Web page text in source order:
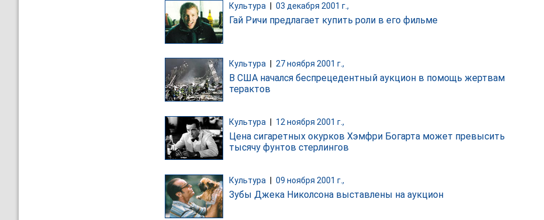
Культура 03 декабря 2001 г.,
Гай Ричи предлагает купить роли в его фильме
Культура 27 ноября 2001 г.,
В США начался беспрецедентный аукцион в помощь жертвам
терактов
Культура 12 ноября 2001 г.,
Цена сигаретных окурков Хэмфри Богарта может превысить
тысячу фунтов стерлингов
Культура 09 ноября 2001 г.,
Зубы Джека Николсона выставлены на аукцион